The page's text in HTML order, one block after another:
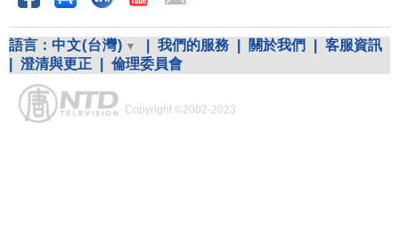
語言： 中文(台灣) 我們的服務 關於我們
客服資訊
澄清與更正 倫理委員會
Copyright ©2002-2023